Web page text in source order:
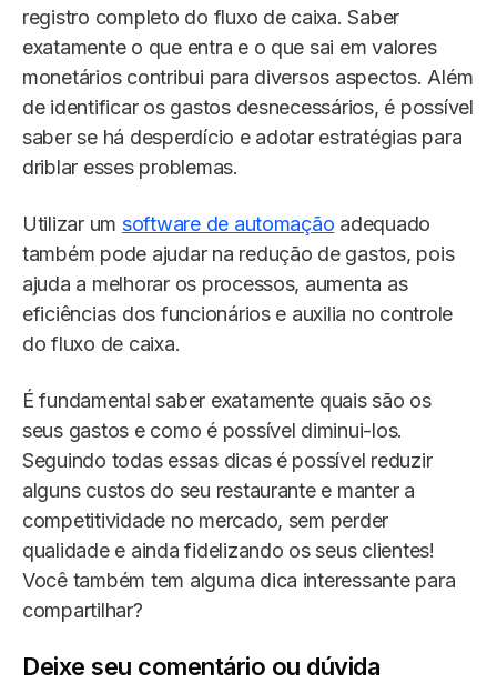
registro completo do fluxo de caixa. Saber
exatamente o que entra e o que sai em valores
monetários contribui para diversos aspectos. Além
de identificar os gastos desnecessários, é possível
saber se há desperdício e adotar estratégias para
driblar esses problemas.
Utilizar um software de automação adequado
também pode ajudar na redução de gastos, pois
ajuda a melhorar os processos, aumenta as
eficiências dos funcionários e auxilia no controle
do fluxo de caixa.
É fundamental saber exatamente quais são os
seus gastos e como é possível diminui-los.
Seguindo todas essas dicas é possível reduzir
alguns custos do seu restaurante e manter a
competitividade no mercado, sem perder
qualidade e ainda fidelizando os seus clientes!
Você também tem alguma dica interessante para
compartilhar?
Deixe seu comentário ou dúvida